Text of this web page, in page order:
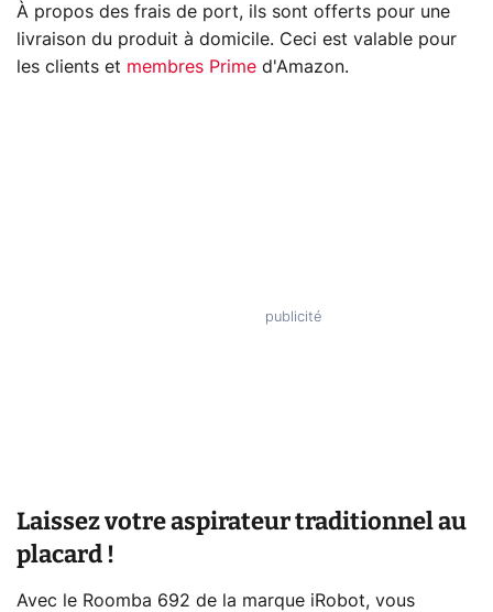
À propos des frais de port, ils sont offerts pour une
livraison du produit à domicile. Ceci est valable pour
les clients et membres Prime d'Amazon.
Laissez votre aspirateur traditionnel au
placard !
Avec le Roomba 692 de la marque iRobot, vous